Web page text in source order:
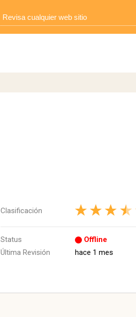
Clasificación
Status
Offline
Última Revisión
hace 1 mes